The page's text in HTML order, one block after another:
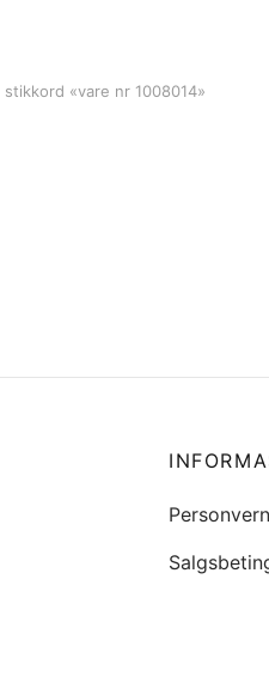
«vare nr 1008014»